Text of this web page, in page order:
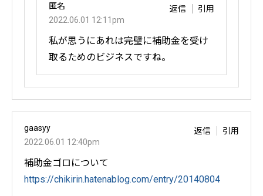
匿名
2022.06.01 12:11pm
返信 引用
私が思うにあれは完璧に補助金を受け
取るためのビジネスですね。
gaasyy
2022.06.01 12:40pm
返信 引用
補助金ゴロについて
https://chikirin.hatenablog.com/entry/20140804